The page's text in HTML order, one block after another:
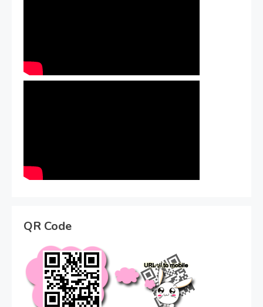
QR Code